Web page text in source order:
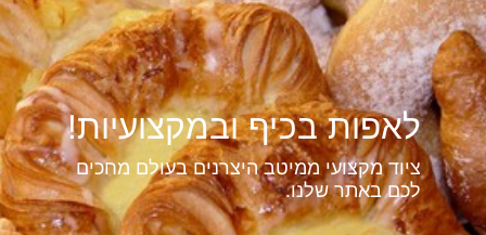
לאפות בכיף ובמקצועיות!
ציוד מקצועי ממיטב היצרנים בעולם מחכים
לכם באתר שלנו.